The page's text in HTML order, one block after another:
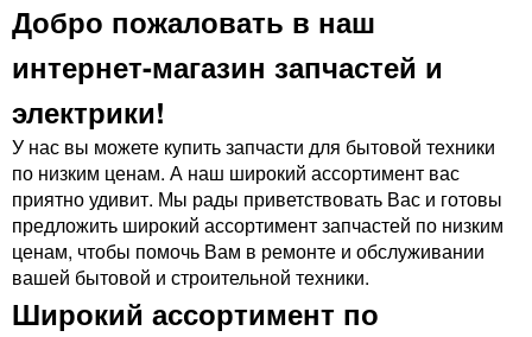
Добро пожаловать в наш
интернет-магазин запчастей и
электрики!
У нас вы можете купить запчасти для бытовой техники
по низким ценам. А наш широкий ассортимент вас
приятно удивит. Мы рады приветствовать Вас и готовы
предложить широкий ассортимент запчастей по низким
ценам, чтобы помочь Вам в ремонте и обслуживании
вашей бытовой и строительной техники.
Широкий ассортимент по